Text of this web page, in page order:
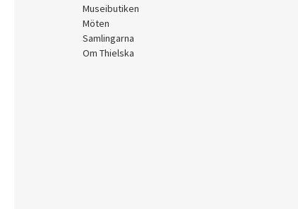
Museibutiken
Möten
Samlingarna
Om Thielska